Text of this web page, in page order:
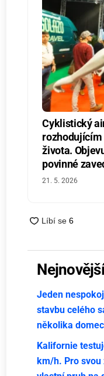
Cyklistický
rozhodujícím
života.
povinné
21. 5. 2026
Jeden
stavbu celého
několika
Kalifornie
km/h. Pro svou